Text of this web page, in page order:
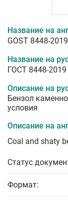
Название на
GOST 8448-2019
Название на
ГОСТ 8448-2019
Описание на
Бензол
условия
Описание на
Coal and shaty
Статус
Формат: